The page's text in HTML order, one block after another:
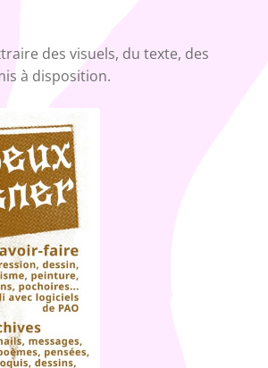
des visuels, du texte, des
à disposition.